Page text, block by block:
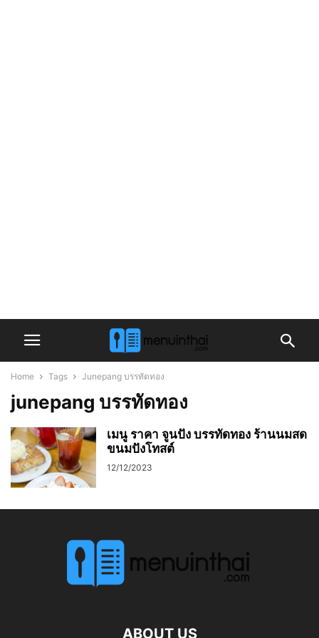
Home Tags Junepang บรรทัดทอง
junepang บรรทัดทอง
เมนู ราคา จูนปัง บรรทัดทอง ร้านนมสด
ขนมปังโทสต์
12/12/2023
ABOUT US